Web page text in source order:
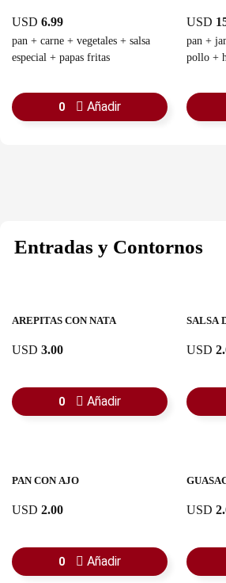
USD 6.99
pan + carne + vegetales + salsa
especial + papas fritas
0 Añadir
USD
pan +
pollo +
Entradas y Contornos
AREPITAS CON NATA
USD 3.00
0 Añadir
SALSA
USD
PAN CON AJO
USD 2.00
0 Añadir
USD